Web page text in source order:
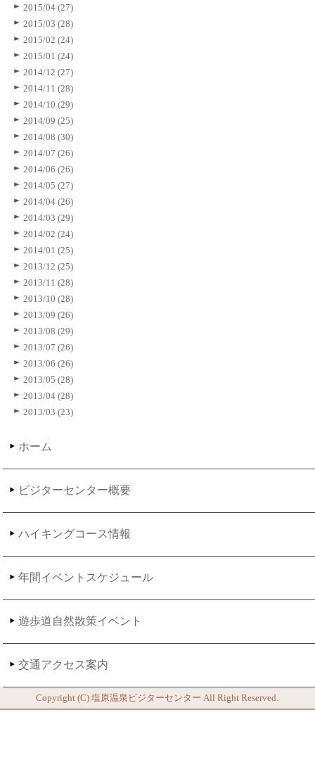
2015/04 (27)
2015/03 (28)
2015/02 (24)
2015/01 (24)
2014/12 (27)
2014/11 (28)
2014/10 (29)
2014/09 (25)
2014/08 (30)
2014/07 (26)
2014/06 (26)
2014/05 (27)
2014/04 (26)
2014/03 (29)
2014/02 (24)
2014/01 (25)
2013/12 (25)
2013/11 (28)
2013/10 (28)
2013/09 (26)
2013/08 (29)
2013/07 (26)
2013/06 (26)
2013/05 (28)
2013/04 (28)
2013/03 (23)
ホーム
ビジターセンター概要
ハイキングコース情報
年間イベントスケジュール
遊歩道自然散策イベント
交通アクセス案内
Copyright (C)塩原温泉ビジターセンター All Right Reserved.